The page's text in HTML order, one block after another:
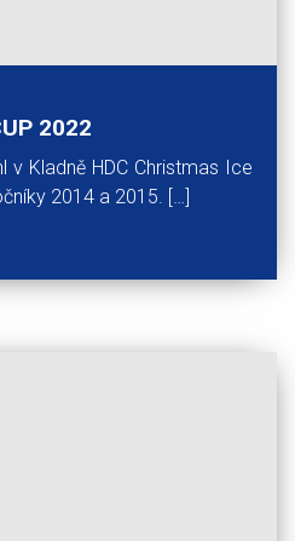
2022
v Kladně HDC Christmas Ice
2014 a 2015. […]